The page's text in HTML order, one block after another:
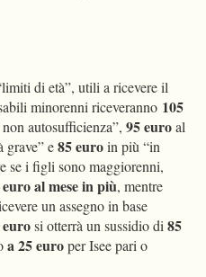
di età”, utili a ricevere il
minorenni riceveranno 105
autosufficienza”, 95 euroal
grave” e85 euroin più “in
se i figli sono maggiorenni,
al mese in più, mentre
un assegno in base
si otterrà un sussidio di85
a 25 europer Isee pari o